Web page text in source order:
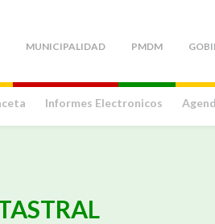
MUNICIPALIDAD PMDM
Informes Electronicos